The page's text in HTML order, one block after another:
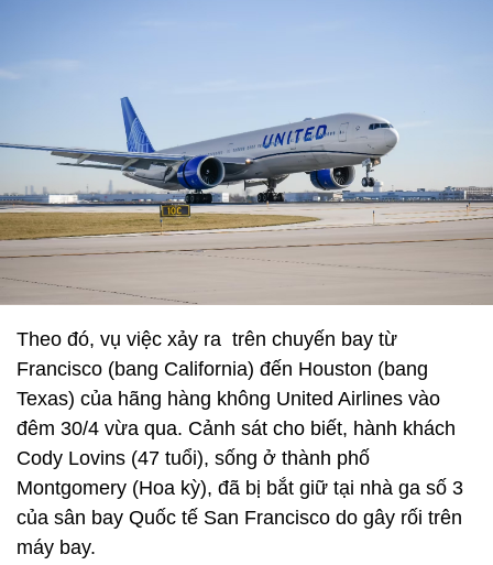
Theo đó, vụ việc xảy ra trên chuyến bay từ
Francisco (bang California) đến Houston (bang
Texas) của hãng hàng không United Airlines vào
đêm 30/4 vừa qua. Cảnh sát cho biết, hành khách
Cody Lovins (47 tuổi), sống ở thành phố
Montgomery (Hoa kỳ), đã bị bắt giữ tại nhà ga số 3
của sân bay Quốc tế San Francisco do gây rối trên
máy bay.